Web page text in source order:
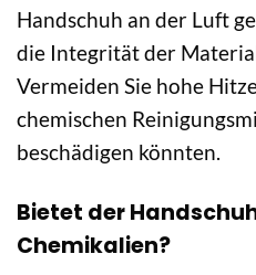
Handschuh an der Luft
die Integrität der
Vermeiden Sie hohe
chemischen
beschädigen könnten.
Bietet der
Chemikalien?